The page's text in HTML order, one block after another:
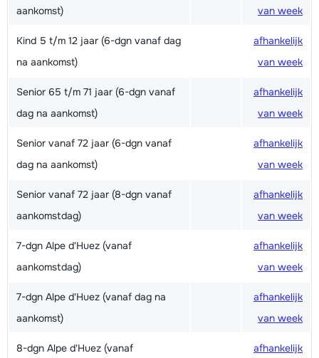
aankomst)
van week
Kind 5 t/m 12 jaar (6-dgn vanaf dag
na aankomst)
afhankelijk
van week
Senior 65 t/m 71 jaar (6-dgn vanaf
dag na aankomst)
afhankelijk
van week
Senior vanaf 72 jaar (6-dgn vanaf
dag na aankomst)
afhankelijk
van week
Senior vanaf 72 jaar (8-dgn vanaf
aankomstdag)
afhankelijk
van week
7-dgn Alpe d'Huez (vanaf
aankomstdag)
afhankelijk
van week
7-dgn Alpe d'Huez (vanaf dag na
aankomst)
afhankelijk
van week
8-dgn Alpe d'Huez (vanaf
afhankelijk